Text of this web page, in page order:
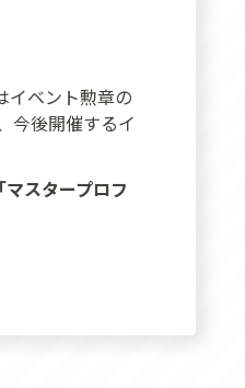
イベント勲章の
今後開催するイ
「マスタープロフ